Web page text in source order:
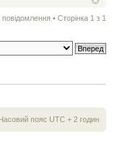
повідомлення • Сторінка 1 з 1
пояс UTC + 2 годин